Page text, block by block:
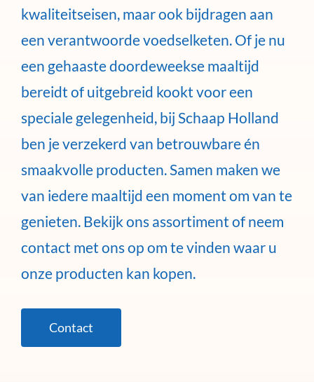
kwaliteitseisen, maar ook bijdragen aan
een verantwoorde voedselketen. Of je nu
een gehaaste doordeweekse maaltijd
bereidt of uitgebreid kookt voor een
speciale gelegenheid, bij Schaap Holland
ben je verzekerd van betrouwbare én
smaakvolle producten. Samen maken we
van iedere maaltijd een moment om van te
genieten. Bekijk ons assortiment of neem
contact met ons op om te vinden waar u
onze producten kan kopen.
Contact